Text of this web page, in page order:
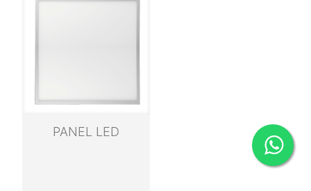
PANEL LED